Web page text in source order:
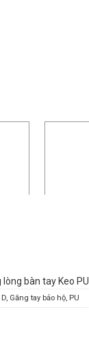
bàn tay Keo PU
D, Găng tay bảo hộ, PU